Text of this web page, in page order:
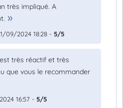
très impliqué. A
09/2024 18:28 - 5/5
très réactif et très
que vous le recommander
16:57 - 5/5